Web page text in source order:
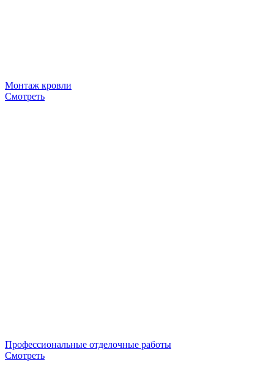
Монтаж кровли
Смотреть
Профессиональные отделочные работы
Смотреть